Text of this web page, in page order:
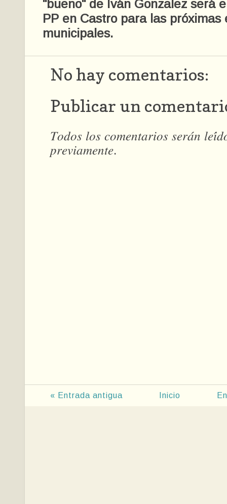
"bueno" de Iván Gonzalez será
PP en Castro para las próximas
municipales.
No hay comentarios:
Publicar un
𝑇𝑜𝑑𝑜𝑠 𝑙𝑜𝑠 𝑐𝑜𝑚𝑒𝑛𝑡𝑎𝑟𝑖𝑜𝑠 𝑠𝑒𝑟𝑎́𝑛
𝑝𝑟𝑒𝑣𝑖𝑎𝑚𝑒𝑛𝑡𝑒.
« Entrada antigua Inicio